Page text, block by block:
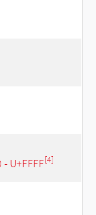
U+FFFF[4]